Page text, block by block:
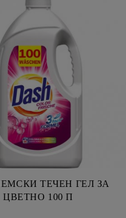
ТЕЧЕН ГЕЛ ЗА
ЦВЕТНО 100 П